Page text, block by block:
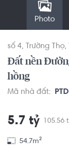
Photo
số 4 Trường Thọ
Đất nền
hồng
Mã nhà đất:
5.7 tỷ 105.56
54.7m²